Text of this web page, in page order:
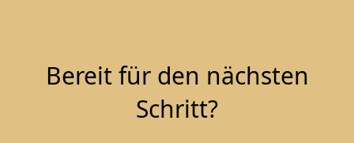
Bereit für den nächsten
Schritt?